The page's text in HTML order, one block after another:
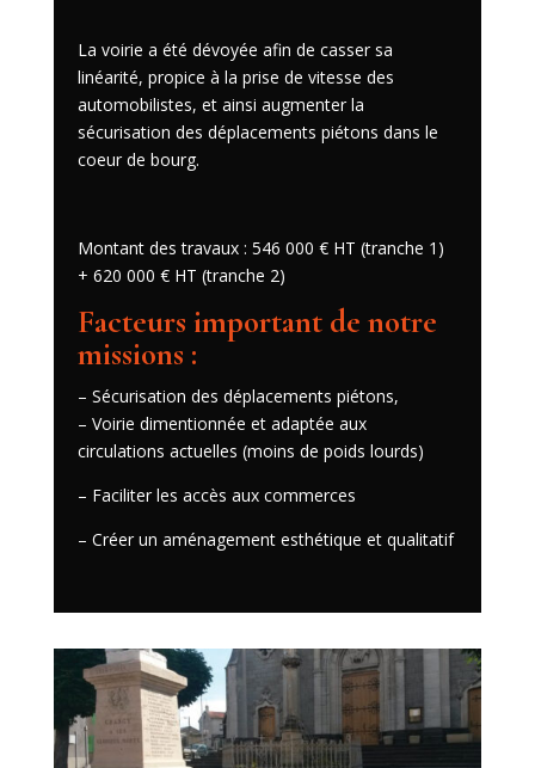
La voirie a été dévoyée afin de casser sa
linéarité, propice à la prise de vitesse des
automobilistes, et ainsi augmenter la
sécurisation des déplacements piétons dans le
coeur de bourg.
Montant des travaux : 546 000 € HT (tranche 1)
+ 620 000 € HT (tranche 2)
Facteurs important de notre
missions :
– Sécurisation des déplacements piétons,
– Voirie dimentionnée et adaptée aux
circulations actuelles (moins de poids lourds)
– Faciliter les accès aux commerces
– Créer un aménagement esthétique et qualitatif